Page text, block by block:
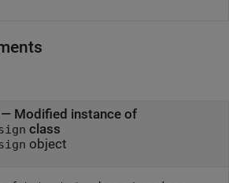
— Modified instance of
class
object